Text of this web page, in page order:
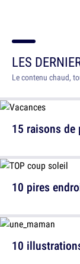
LES
Le contenu chaud,
15 raisons de
10
10 pires